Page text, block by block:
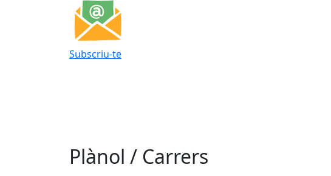
Subscriu-te
Plànol / Carrers